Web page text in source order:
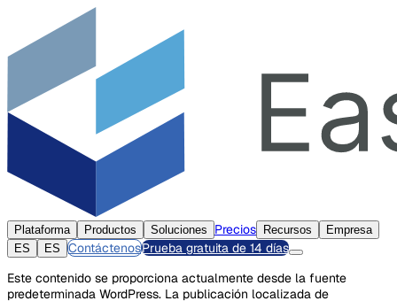
Plataforma Productos Soluciones Precios Recursos
Empresa
ES
ES ContáctenosPrueba gratuita de 14 días
Este contenido se proporciona actualmente desde la fuente
predeterminada WordPress. La publicación localizada de